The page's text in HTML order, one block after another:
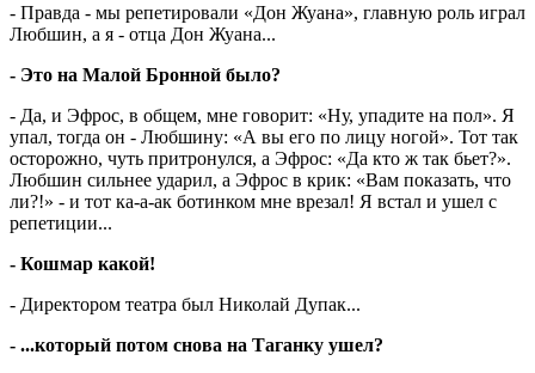
- Правда - мы репетировали «Дон Жуана», главную роль играл
Любшин, а я - отца Дон Жуана...
- Это на Малой Бронной было?
- Да, и Эфрос, в общем, мне говорит: «Ну, упадите на пол». Я
упал, тогда он - Любшину: «А вы его по лицу ногой». Тот так
осторожно, чуть притронулся, а Эфрос: «Да кто ж так бьет?».
Любшин сильнее ударил, а Эфрос в крик: «Вам показать, что
ли?!» - и тот ка-а-ак ботинком мне врезал! Я встал и ушел с
репетиции...
- Кошмар какой!
- Директором театра был Николай Дупак...
- ...который потом снова на Таганку ушел?